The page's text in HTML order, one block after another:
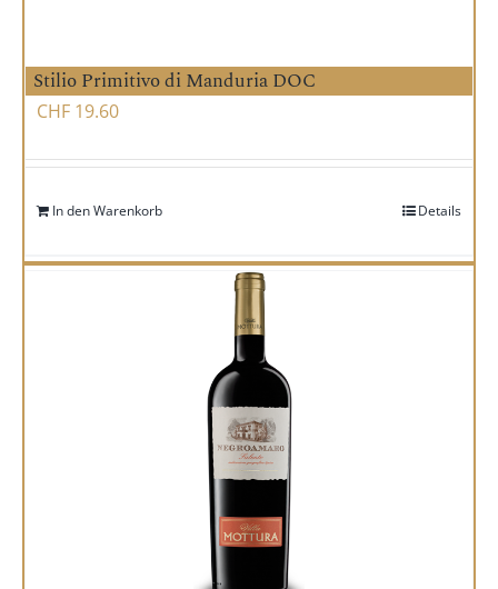
Stilio Primitivo di Manduria DOC
CHF 19.60
In den Warenkorb Details